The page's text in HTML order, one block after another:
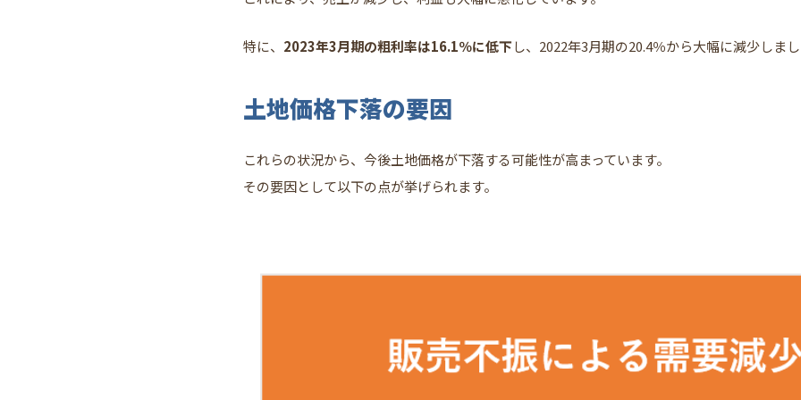
特に、 2023年3月期の粗利率は16.1％に低下し、2022年3月期の20.4％から大幅に減少しま
土地価格下落の要因
これらの状況から、今後土地価格が下落する可能性が高まっています。
その要因として以下の点が挙げられます。